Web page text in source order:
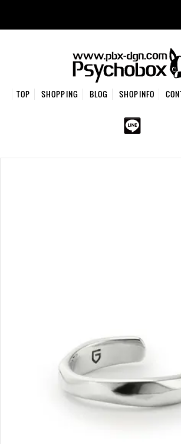
TOP SHOPPING BLOG SHOPINFO